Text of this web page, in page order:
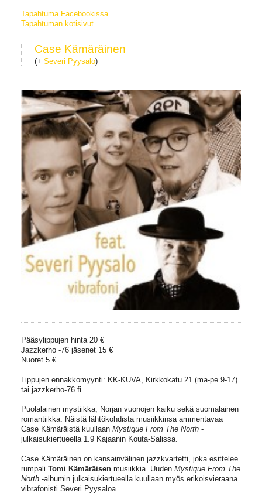
Tapahtuma Facebookissa
Tapahtuman kotisivut
Case Kämäräinen
(+ Severi Pyysalo)
Pääsylippujen hinta 20 €
Jazzkerho -76 jäsenet 15 €
Nuoret 5 €
Lippujen ennakkomyynti: KK-KUVA, Kirkkokatu 21 (ma-pe 9-17)
tai jazzkerho-76.fi
Puolalainen mystiikka, Norjan vuonojen kaiku sekä suomalainen
romantiikka. Näistä lähtökohdista musiikkinsa ammentavaa
Case Kämäräistä kuullaan Mystique From The North-
julkaisukiertueella 1.9 Kajaanin Kouta-Salissa.
Case Kämäräinen on kansainvälinen jazzkvartetti, joka esittelee
rumpali Tomi Kämäräisenmusiikkia. Uuden Mystique From The
North-albumin julkaisukiertueella kuullaan myös erikoisvieraana
vibrafonisti Severi Pyysaloa.